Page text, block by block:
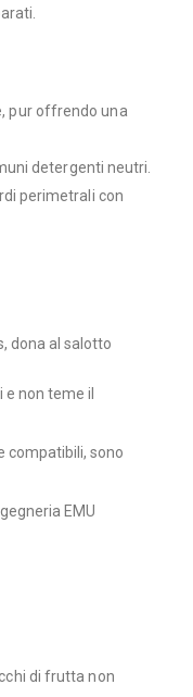
pur offrendo una
detergenti neutri.
perimetrali con
dona al salotto
e non teme il
compatibili, sono
EMU
di frutta non